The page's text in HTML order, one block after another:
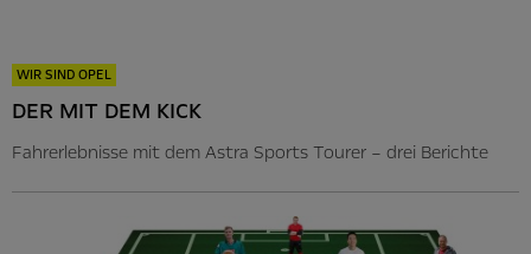
WIR SIND OPEL
DER MIT DEM KICK
Fahrerlebnisse mit dem Astra Sports Tourer – drei Berichte